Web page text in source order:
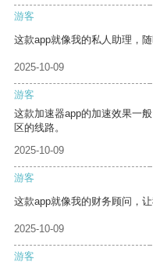
游客
这款app就像我的私人助理，
2025-10-09
游客
这款加速器app的加速效果一
区的线路。
2025-10-09
游客
这款app就像我的财务顾问，让
2025-10-09
游客